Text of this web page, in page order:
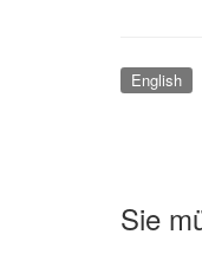
English
Sie